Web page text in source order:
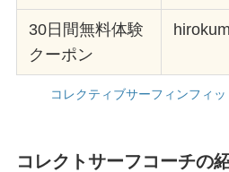
30日間無料体験
クーポン
コレクティブサーフィンフィ
コレクトサーフコーチの